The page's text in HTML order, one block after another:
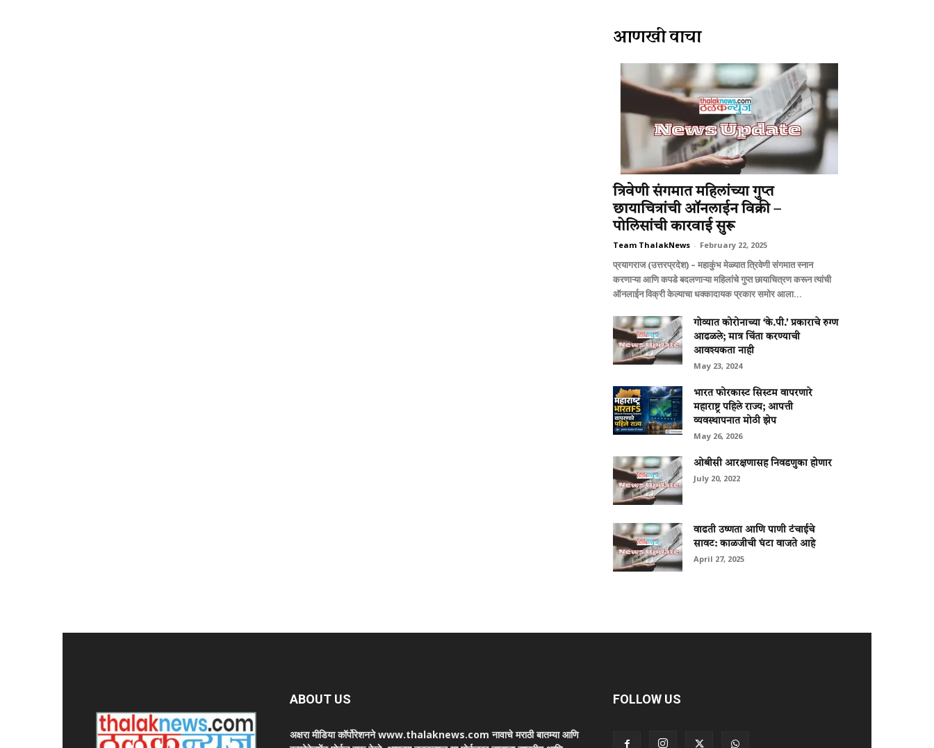
आणखी वाचा
त्रिवेणी संगमात महिलांच्या गुप्त
छायाचित्रांची ऑनलाईन विक्री –
पोलिसांची कारवाई सुरू
Team ThalakNews - February 22, 2025
प्रयागराज (उत्तरप्रदेश) – महाकुंभ मेळ्यात त्रिवेणी संगमात स्नान
करणाऱ्या आणि कपडे बदलणाऱ्या महिलांचे गुप्त छायाचित्रण करून त्यांची
ऑनलाईन विक्री केल्याचा धक्कादायक प्रकार समोर आला...
गोव्यात कोरोनाच्या ‘के.पी.’ प्रकाराचे रुग्ण
आढळले; मात्र चिंता करण्याची
आवश्यकता नाही
May 23, 2024
भारत फोरकास्ट सिस्टम वापरणारे
महाराष्ट्र पहिले राज्य; आपत्ती
व्यवस्थापनात मोठी झेप
May 26, 2026
ओबीसी आरक्षणासह निवडणुका होणार
July 20, 2022
वाढती उष्णता आणि पाणी टंचाईचे
सावट: काळजीची घंटा वाजते आहे
April 27, 2025
ABOUT US
अक्षरा मीडिया कॉर्पोरेशनने www.thalaknews.com नावाचे मराठी बातम्या आणि
FOLLOW US